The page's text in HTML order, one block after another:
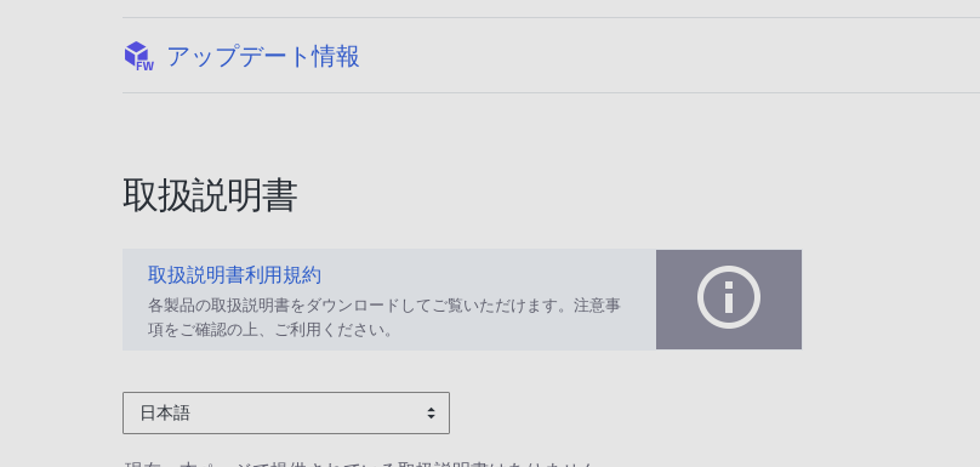
アップデート情報
取扱説明書
取扱説明書利用規約
各製品の取扱説明書をダウンロードしてご覧いただけます。注意事
項をご確認の上、ご利用ください。
日本語